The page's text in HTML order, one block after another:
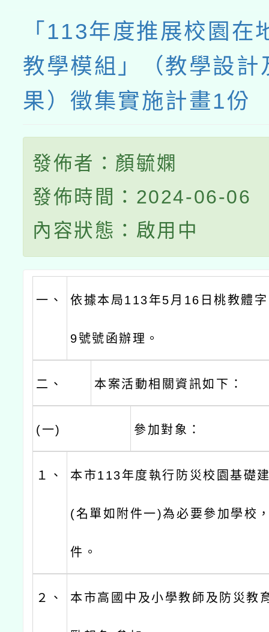
「113年度推展校園在
教學模組」（教學設計
果）徵集實施計畫1份
發佈者：顏毓嫻
發佈時間：2024-06-06
內容狀態：啟用中
一、 依據本局113年5月16日桃教體
9號號函辦理。
二、 本案活動相關資訊如下：
(一) 參加對象：
１、 本市113年度執行防災校園基礎
(名單如附件一)為必要參加學校
件。
２、 本市高國中及小學教師及防災教